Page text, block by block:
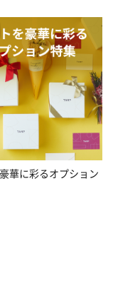
華に彩るオプション